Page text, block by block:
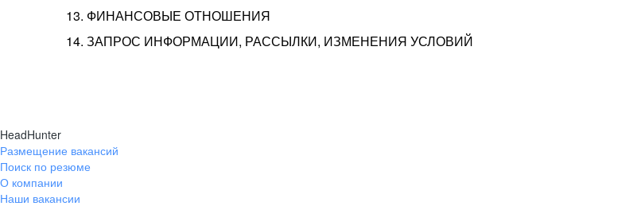
13. ФИНАНСОВЫЕ ОТНОШЕНИЯ
14. ЗАПРОС ИНФОРМАЦИИ, РАССЫЛКИ, ИЗМЕНЕНИЯ УСЛОВИЙ
HeadHunter
Размещение вакансий
Поиск по резюме
О компании
Наши вакансии